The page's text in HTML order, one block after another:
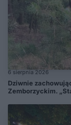
6 sierpnia 2026
Dziwnie
Zemborzyckim.